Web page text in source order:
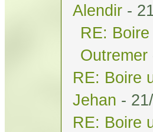
Alendir -
RE:
Outremer
RE: Boire
Jehan -
RE: Boire